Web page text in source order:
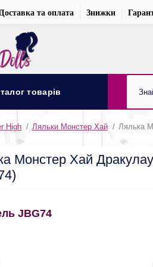
та оплата Знижки
товарів
High Ляльки Монстер Хай Лялька
Монстер Хай
JBG74